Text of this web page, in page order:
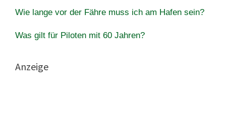
Wie lange vor der Fähre muss ich am Hafen sein?
Was gilt für Piloten mit 60 Jahren?
Anzeige